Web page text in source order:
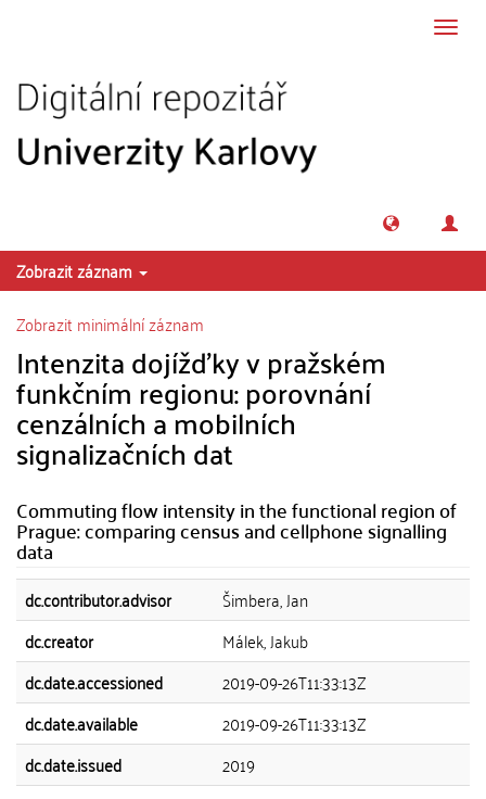
Zobrazit záznam
Zobrazit minimální záznam
Intenzita dojížďky v pražském
funkčním regionu: porovnání
cenzálních a mobilních
signalizačních dat
Commuting flow intensity in the functional region of
Prague: comparing census and cellphone signalling
data
dc.contributor.advisor
Šimbera, Jan
dc.creator
Málek, Jakub
dc.date.accessioned
2019-09-26T11:33:13Z
dc.date.available
2019-09-26T11:33:13Z
dc.date.issued
2019